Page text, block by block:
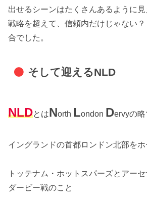
出せるシーンはたくさんあるように見
戦略を超えて、信頼内だけじゃない
合でした。
そして迎えるNLD
NLDとはNorth London Dervyの略
イングランドの首都ロンドン北部を
トッテナム・ホットスパーズとアー
ダービー戦のこと